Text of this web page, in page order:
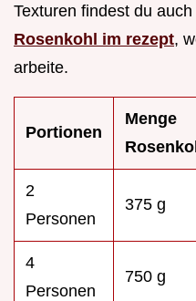
Texturen findest du
Rosenkohl im rezept,
arbeite.
Portionen
Menge
2
Personen
375 g
4
Personen
750 g